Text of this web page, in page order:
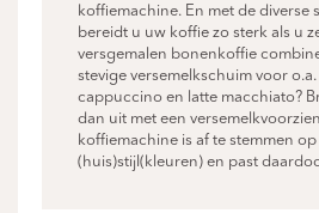
koffiemachine. En met de diverse
bereidt u uw koffie zo sterk als u
versgemalen bonenkoffie
stevige versemelkschuim voor
cappuccino en latte macchiato?
dan uit met een
koffiemachine is af te stemmen
(huis)stijl(kleuren) en past